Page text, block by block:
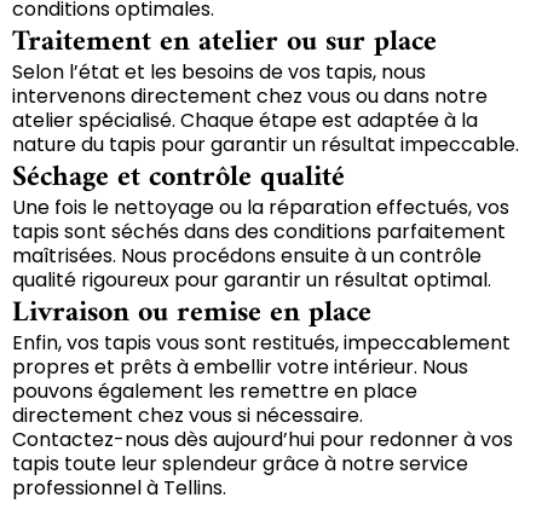
conditions optimales.
Traitement en atelier ou sur place
Selon l’état et les besoins de vos tapis, nous
intervenons directement chez vous ou dans notre
atelier spécialisé. Chaque étape est adaptée à la
nature du tapis pour garantir un résultat impeccable.
Séchage et contrôle qualité
Une fois le nettoyage ou la réparation effectués, vos
tapis sont séchés dans des conditions parfaitement
maîtrisées. Nous procédons ensuite à un contrôle
qualité rigoureux pour garantir un résultat optimal.
Livraison ou remise en place
Enfin, vos tapis vous sont restitués, impeccablement
propres et prêts à embellir votre intérieur. Nous
pouvons également les remettre en place
directement chez vous si nécessaire.
Contactez-nous dès aujourd’hui pour redonner à vos
tapis toute leur splendeur grâce à notre service
professionnel à Tellins.